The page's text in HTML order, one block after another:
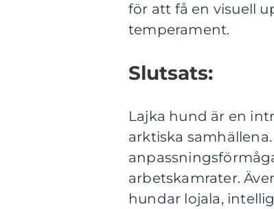
för att få en visuell
temperament.
Slutsats:
Lajka hund är en
arktiska
arbetskamrater.
hundar lojala,